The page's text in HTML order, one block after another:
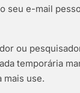
seu e-mail
ou
temporária
mais use.